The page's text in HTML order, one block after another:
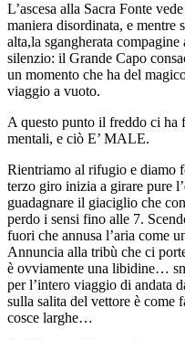
L’ascesa alla Sacra Fonte
maniera disordinata, e mentre
alta,la sgangherata
silenzio: il Grande Capo
un momento che ha del
viaggio a vuoto.
A questo punto il freddo ci ha
mentali, e ciò E’ MALE.
Rientriamo al rifugio e diamo
terzo giro inizia a girare pure
guadagnare il giaciglio che
perdo i sensi fino alle 7.
fuori che annusa l’aria come
Annuncia alla tribù che ci
è ovviamente una libidine…
per l’intero viaggio di andata
sulla salita del vettore è come
cosce larghe…